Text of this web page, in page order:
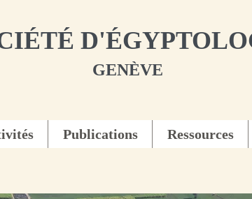
GENÈVE
Publications Ressources